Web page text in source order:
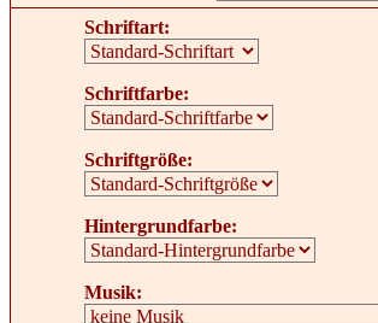
Schriftart:
Schriftfarbe:
Schriftgröße:
Hintergrundfarbe:
Musik: